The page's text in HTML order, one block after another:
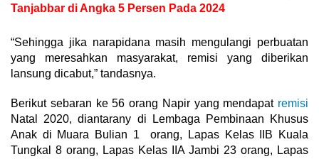
Tanjabbar di Angka 5 Persen Pada 2024
“Sehingga jika narapidana masih mengulangi perbuatan
yang meresahkan masyarakat, remisi yang diberikan
lansung dicabut,” tandasnya.
Berikut sebaran ke 56 orang Napir yang mendapat remisi
Natal 2020, diantarany di Lembaga Pembinaan Khusus
Anak di Muara Bulian 1 orang, Lapas Kelas IIB Kuala
Tungkal 8 orang, Lapas Kelas IIA Jambi 23 orang, Lapas